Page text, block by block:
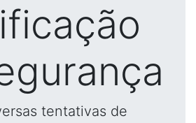
tentativas de